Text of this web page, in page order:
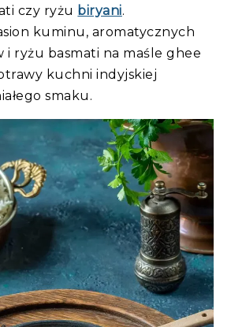
czy ryżu biryani.
kuminu, aromatycznych
i ryżu basmati na maśle ghee
kuchni indyjskiej
smaku.